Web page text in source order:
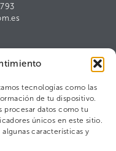
tecnologías como las
de tu dispositivo.
procesar datos como tu
únicos en este sitio.
características y